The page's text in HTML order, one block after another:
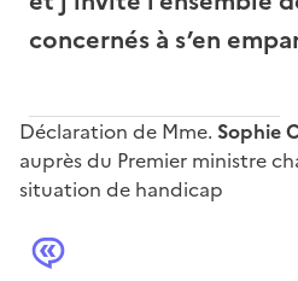
concernés à s’en
Déclaration de Mme. Sophie
auprès du Premier ministre
situation de handicap